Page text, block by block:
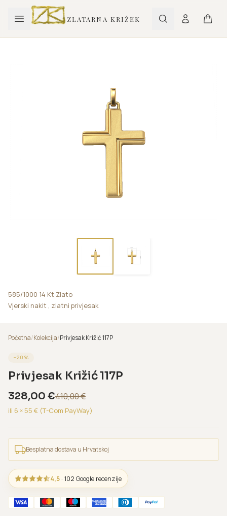
ZLATARNA KRIŽEK
585/1000 14 Kt Zlato
Vjerski nakit , zlatni privjesak
Početna/Kolekcija/Privjesak Križić 117P
−20 %
Privjesak Križić 117P
328,00 €410,00€
ili 6 × 55 € (T-Com PayWay)
Besplatna dostava u Hrvatskoj
4,5 · 102 Google recenzije